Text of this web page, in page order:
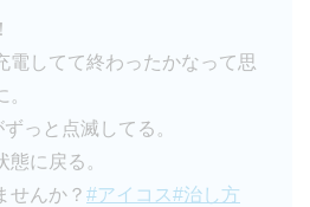
電してて終わったかなって思
っと点滅してる。
に戻る。
せんか？ #アイコス#治し方